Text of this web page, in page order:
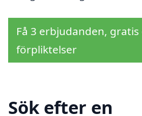
Få 3 erbjudanden,
förpliktelser
Sök efter en